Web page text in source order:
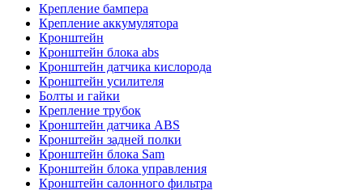
Крепление бампера
Крепление аккумулятора
Кронштейн
Кронштейн блока abs
Кронштейн датчика кислорода
Кронштейн усилителя
Болты и гайки
Крепление трубок
Кронштейн датчика ABS
Кронштейн задней полки
Кронштейн блока Sam
Кронштейн блока управления
Кронштейн салонного фильтра